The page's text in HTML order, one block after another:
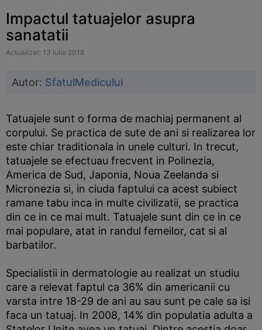
Impactul tatuajelor asupra
sanatatii
Actualizat: 13 Iulie 2018
Autor: SfatulMedicului
Tatuajele sunt o forma de machiaj permanent al
corpului. Se practica de sute de ani si realizarea lor
este chiar traditionala in unele culturi. In trecut,
tatuajele se efectuau frecvent in Polinezia,
America de Sud, Japonia, Noua Zeelanda si
Micronezia si, in ciuda faptului ca acest subiect
ramane tabu inca in multe civilizatii, se practica
din ce in ce mai mult. Tatuajele sunt din ce in ce
mai populare, atat in randul femeilor, cat si al
barbatilor.
Specialistii in dermatologie au realizat un studiu
care a relevat faptul ca 36% din americanii cu
varsta intre 18-29 de ani au sau sunt pe cale sa isi
faca un tatuaj. In 2008, 14% din populatia adulta a